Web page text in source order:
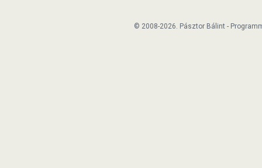
© 2008-2026. Pásztor Bálint -